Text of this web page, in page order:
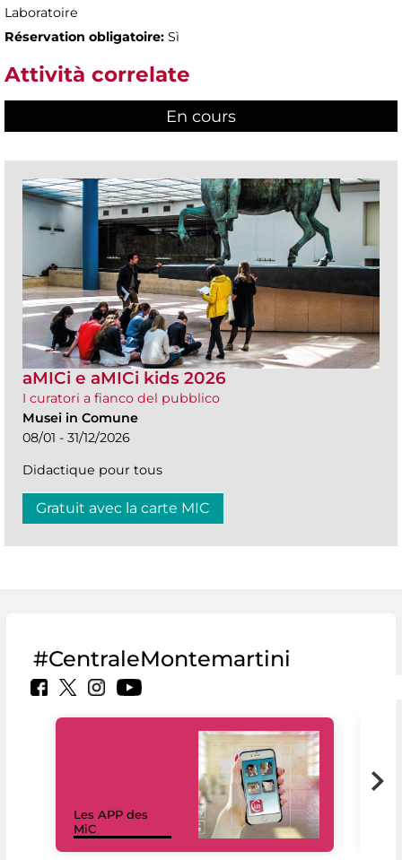
Laboratoire
Réservation obligatoire: Sì
Attività correlate
En cours
aMICi e aMICi kids 2026
I curatori a fianco del pubblico
Musei in Comune
08/01 - 31/12/2026
Didactique pour tous
Gratuit avec la carte MIC
#CentraleMontemartini
Les APP des
MiC